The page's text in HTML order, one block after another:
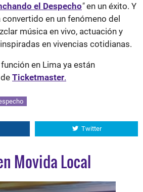
el Despecho"en un éxito. Y
en un fenómeno del
música en vivo, actuación y
en vivencias cotidianas.
en Lima ya están
Ticketmaster.
Twitter
Movida Local